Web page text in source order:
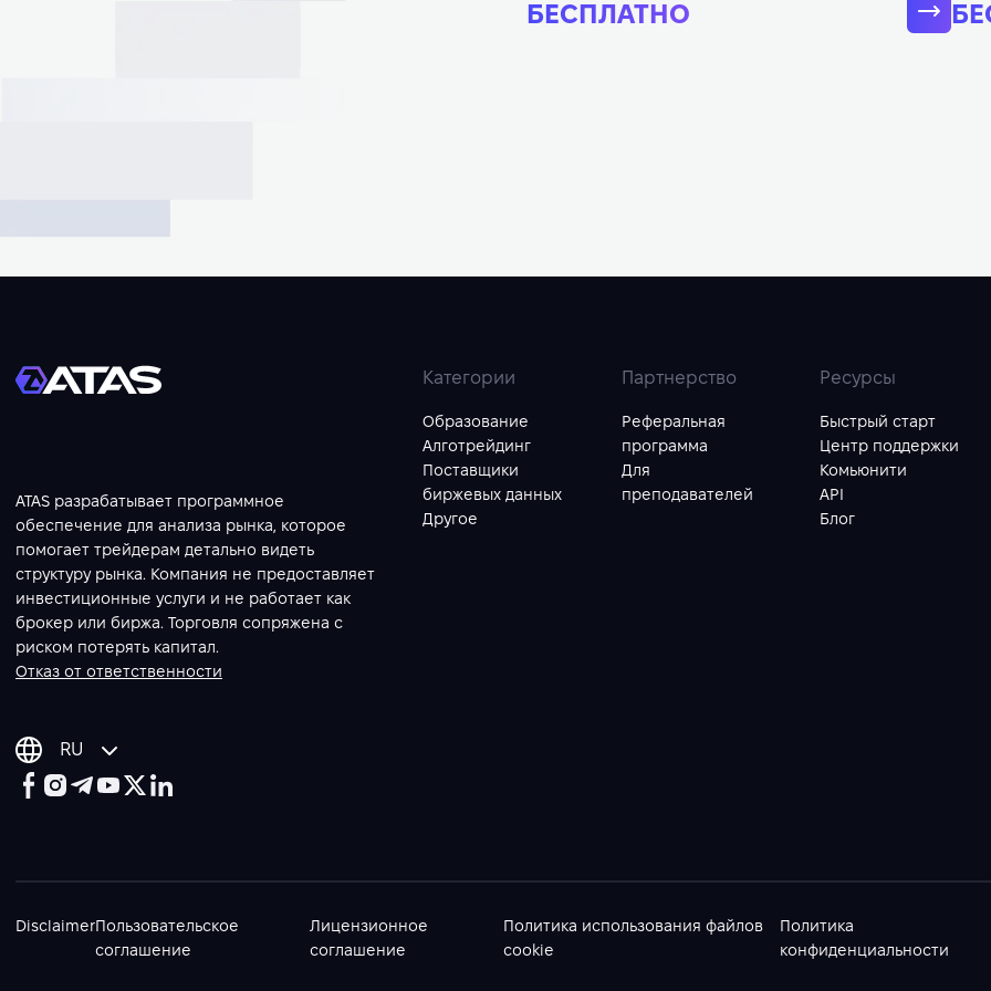
БЕСПЛАТНО
ATAS разрабатывает программное
обеспечение для анализа рынка, которое
помогает трейдерам детально видеть
структуру рынка. Компания не предоставляет
инвестиционные услуги и не работает как
брокер или биржа. Торговля сопряжена с
риском потерять капитал.
Отказ от ответственности
RU
Категории
Образование
Алготрейдинг
Поставщики
биржевых данных
Другое
Партнерство
Реферальная
программа
Для
преподавателей
Ресурсы
Быстрый старт
Центр поддержки
Комьюнити
API
Блог
DisclaimerПользовательское
соглашение
Лицензионное
соглашение
Политика использования файлов
cookie
Политика
конфиденциальности